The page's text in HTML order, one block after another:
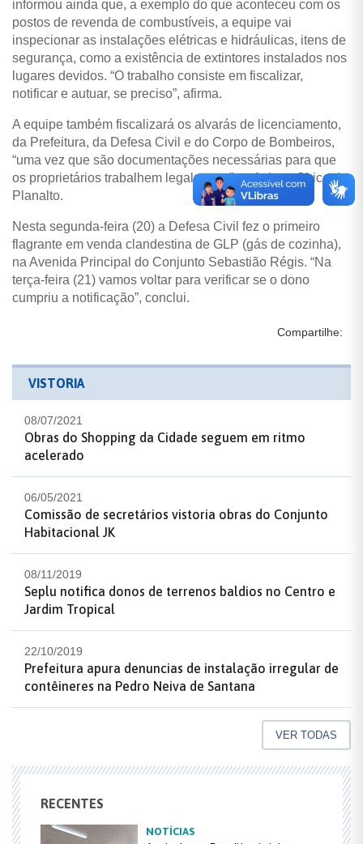
informou ainda que, a exemplo do que aconteceu com os
postos de revenda de combustíveis, a equipe vai
inspecionar as instalações elétricas e hidráulicas, itens de
segurança, como a existência de extintores instalados nos
lugares devidos. “O trabalho consiste em fiscalizar,
notificar e autuar, se preciso”, afirma.
A equipe também fiscalizará os alvarás de licenciamento,
da Prefeitura, da Defesa Civil e do Corpo de Bombeiros,
“uma vez que são documentações necessárias para que
os proprietários trabalhem legalmente”, enfatizou Chico do
Planalto.
Nesta segunda-feira (20) a Defesa Civil fez o primeiro
flagrante em venda clandestina de GLP (gás de cozinha),
na Avenida Principal do Conjunto Sebastião Régis. “Na
terça-feira (21) vamos voltar para verificar se o dono
cumpriu a notificação”, conclui.
Compartilhe:
VISTORIA
08/07/2021
Obras do Shopping da Cidade seguem em ritmo
acelerado
06/05/2021
Comissão de secretários vistoria obras do Conjunto
Habitacional JK
08/11/2019
Seplu notifica donos de terrenos baldios no Centro e
Jardim Tropical
22/10/2019
Prefeitura apura denuncias de instalação irregular de
contêineres na Pedro Neiva de Santana
VER TODAS
RECENTES
NOTÍCIAS